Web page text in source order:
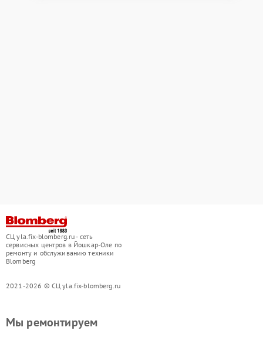
СЦ yla.fix-blomberg.ru - сеть
сервисных центров в Йошкар-Оле по
ремонту и обслуживанию техники
Blomberg
2021-2026 © СЦ yla.fix-blomberg.ru
Мы ремонтируем